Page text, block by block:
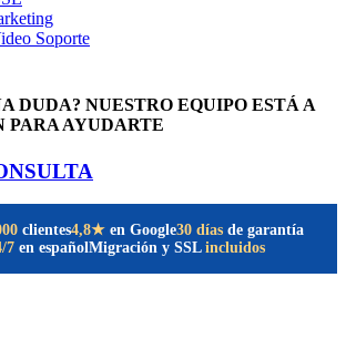
Soporte
DUDA? NUESTRO EQUIPO ESTÁ A
PARA AYUDARTE
clientes4,8★ en Google30 días de garantía
7 en españolMigración y SSL incluidos